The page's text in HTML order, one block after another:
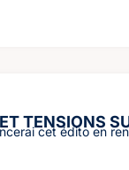
TENSIONS
cet édito en